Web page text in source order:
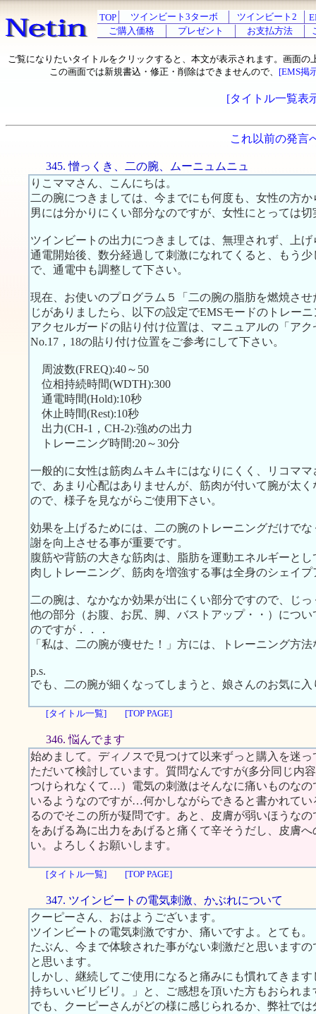
TOP ツインビート3ターボ ツインビート2
ご購入価格
プレゼント お支払方法
ご覧になりたいタイトルをクリックすると、本文が表示されます。画面の
この画面では新規書込・修正・削除はできませんので、 [EMS掲
[タイトル一覧表
これ以前の発言
345. 憎っくき、二の腕、ムーニュムニュ
りこママさん、こんにちは。
二の腕につきましては、今までにも何度も、女性の方
男には分かりにくい部分なのですが、女性にとっては
ツインビートの出力につきましては、無理されず、上
通電開始後、数分経過して刺激になれてくると、もう
で、通電中も調整して下さい。
現在、お使いのプログラム５「二の腕の脂肪を燃焼さ
じがありましたら、以下の設定でEMSモードのトレー
アクセルガードの貼り付け位置は、マニュアルの「ア
No.17，18の貼り付け位置をご参考にして下さい。
周波数(FREQ):40～50
位相持続時間(WDTH):300
通電時間(Hold):10秒
休止時間(Rest):10秒
出力(CH-1，CH-2):強めの出力
トレーニング時間:20～30分
一般的に女性は筋肉ムキムキにはなりにくく、リコマ
で、あまり心配はありませんが、筋肉が付いて腕が太
ので、様子を見ながらご使用下さい。
効果を上げるためには、二の腕のトレーニングだけで
謝を向上させる事が重要です。
腹筋や背筋の大きな筋肉は、脂肪を運動エネルギーと
肉しトレーニング、筋肉を増強する事は全身のシェイ
二の腕は、なかなか効果が出にくい部分ですので、じ
他の部分（お腹、お尻、脚、バストアップ・・）につ
のですが．．．
「私は、二の腕が痩せた！」方には、トレーニング方
p.s.
でも、二の腕が細くなってしまうと、娘さんのお気に
[タイトル一覧] [TOP PAGE]
346. 悩んでます
始めまして。ディノスで見つけて以来ずっと購入を迷
ただいて検討しています。質問なんですが(多分同じ内
つけられなくて…）電気の刺激はそんなに痛いものな
いるようなのですが…何かしながらできると書かれて
るのでそこの所が疑問です。あと、皮膚が弱いほうな
をあげる為に出力をあげると痛くて辛そうだし、皮膚
い。よろしくお願いします。
[タイトル一覧] [TOP PAGE]
347. ツインビートの電気刺激、かぶれについて
クーピーさん、おはようございます。
ツインビートの電気刺激ですか、痛いですよ。とても。
たぶん、今まで体験された事がない刺激だと思います
と思います。
しかし、継続してご使用になると痛みにも慣れてきま
持ちいいビリビリ。」と、ご感想を頂いた方もおられま
でも、クーピーさんがどの様に感じられるか、弊社で